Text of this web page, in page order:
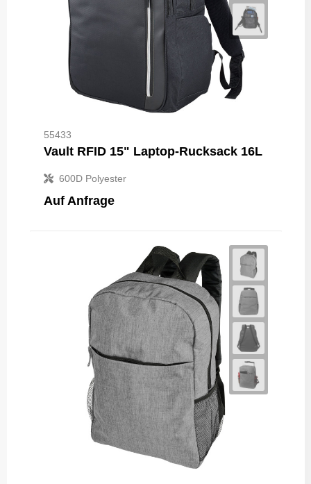
55433
Vault RFID 15" Laptop-Rucksack 16L
600D Polyester
Auf Anfrage